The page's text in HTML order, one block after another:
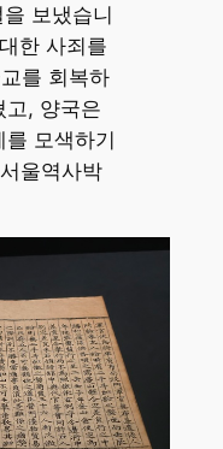
보냈습니
한 사죄를
를 회복하
고, 양국은
모색하기
울역사박